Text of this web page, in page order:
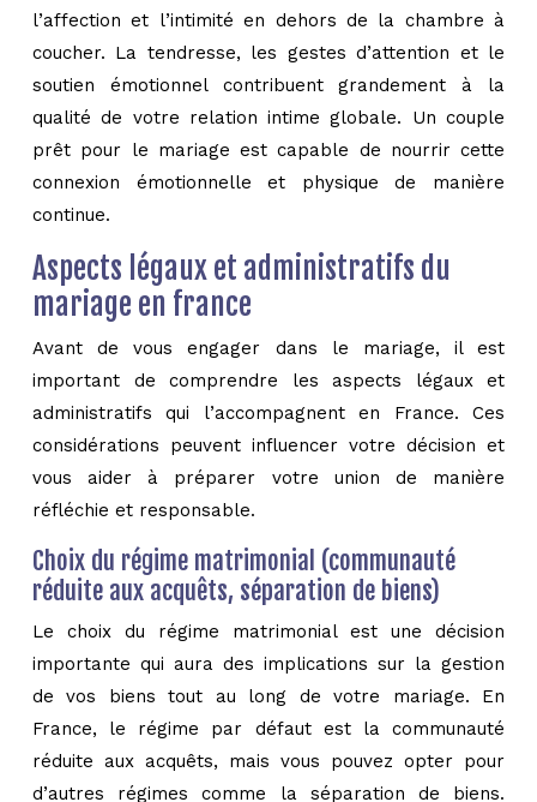
l’affection et l’intimité en dehors de la chambre à
coucher. La tendresse, les gestes d’attention et le
soutien émotionnel contribuent grandement à la
qualité de votre relation intime globale. Un couple
prêt pour le mariage est capable de nourrir cette
connexion émotionnelle et physique de manière
continue.
Aspects légaux et administratifs du
mariage en france
Avant de vous engager dans le mariage, il est
important de comprendre les aspects légaux et
administratifs qui l’accompagnent en France. Ces
considérations peuvent influencer votre décision et
vous aider à préparer votre union de manière
réfléchie et responsable.
Choix du régime matrimonial (communauté
réduite aux acquêts, séparation de biens)
Le choix du régime matrimonial est une décision
importante qui aura des implications sur la gestion
de vos biens tout au long de votre mariage. En
France, le régime par défaut est la communauté
réduite aux acquêts, mais vous pouvez opter pour
d’autres régimes comme la séparation de biens.